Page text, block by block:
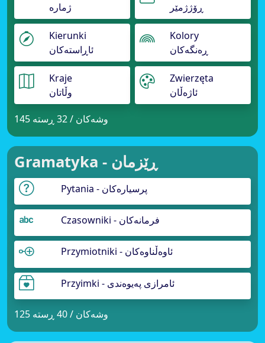
ژمارە
ڕۆژژمێر
Kierunki
ئاڕاستەکان
Kolory
ڕەنگەکان
Kraje
وڵاتان
Zwierzęta
ئاژەڵان
145 وشەکان / 32 ڕستە
Gramatyka - ڕێزمان
Pytania - پرسیارەکان
Czasowniki - فرمانەکان
Przymiotniki - ئاوەڵناوەکان
Przyimki - ئامرازی پەیوەندی
125 وشەکان / 40 ڕستە